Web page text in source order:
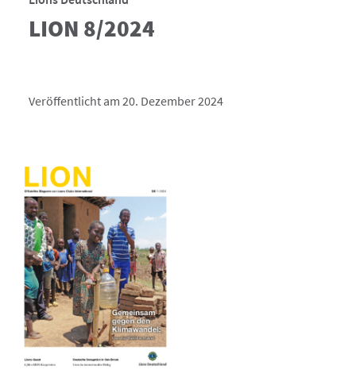
LION 8/2024
Veröffentlicht am 20. Dezember 2024